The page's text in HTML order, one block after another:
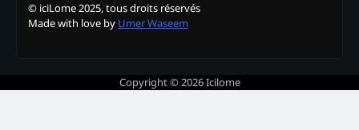
© iciLome 2025, tous droits réservés
Made with love by Umer Waseem
Copyright © 2026Icilome